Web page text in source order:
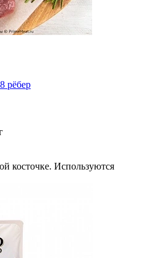
рёбер
косточке. Используются